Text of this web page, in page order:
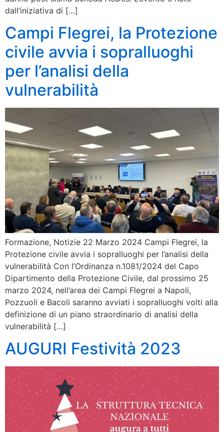
dall’iniziativa di […]
Campi Flegrei, la Protezione
civile avvia i sopralluoghi
per l’analisi della
vulnerabilità
Formazione, Notizie 22 Marzo 2024 Campi Flegrei, la
Protezione civile avvia i sopralluoghi per l’analisi della
vulnerabilità Con l’Ordinanza n.1081/2024 del Capo
Dipartimento della Protezione Civile, dal prossimo 25
marzo 2024, nell’area dei Campi Flegrei a Napoli,
Pozzuoli e Bacoli saranno avviati i sopralluoghi volti alla
definizione di un piano straordinario di analisi della
vulnerabilità […]
AUGURI Festività 2023